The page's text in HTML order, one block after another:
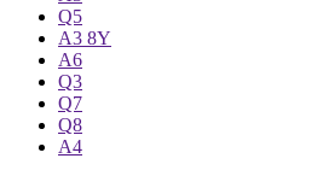
Q5
А3 8Y
A6
Q3
Q7
Q8
A4